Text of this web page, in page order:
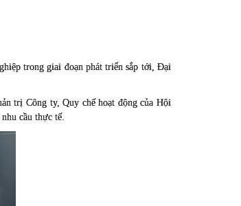
trong giai đoạn phát triển sắp tới, Đại
trị Công ty, Quy chế hoạt động của Hội
cầu thực tế.